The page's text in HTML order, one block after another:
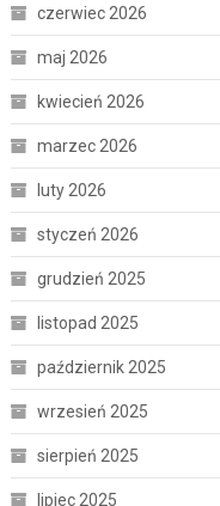
czerwiec 2026
maj 2026
kwiecień 2026
marzec 2026
luty 2026
styczeń 2026
grudzień 2025
listopad 2025
październik 2025
wrzesień 2025
sierpień 2025
lipiec 2025